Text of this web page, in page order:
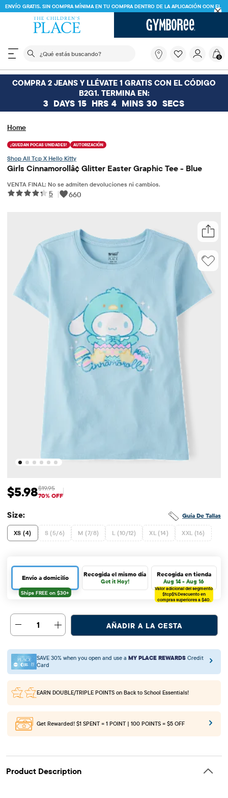
ENVÍO GRATIS. SIN COMPRA MÍNIMA EN TU COMPRA DENTRO DE LA APLICACIÓN CON EL
CÓDIGO
El siguiente campo de búsqueda filtra las
buscando?
0
COMPRA 2 JEANS Y LLÉVATE 1 GRATIS CON EL CÓDIGO
B2G1. TERMINA EN:
3 DAYS 15 HRS 4 MINS 29 SECS
Home
¡QUEDAN POCAS UNIDADES! AUTORIZACIÓN
Tcp X Hello Kitty
Girls Cinnamorollâ¢ Glitter Easter Graphic Tee - Blue
VENTA FINAL: No se admiten devoluciones ni cambios.
5 | 660
Precio de venta: $5.98
$5.98 Precio original: $19.95
$19.95
70% OFF
Guía De Tallas
Size:
XS (4) S (5/6) M (7/8) L (10/12) XL (14) XXL (16)
Envío a domicilio Recogida el mismo día
Get it Hoy!
Recogida en tienda
Aug 14 - Aug 16
Valor adicional del segmento
$tcp$%Descuento en
compras superiores a $40.
1 AÑADIR A LA CESTA
SAVE 30% when you open and use a MY PLACE REWARDS Credit
Card
EARN DOUBLE/TRIPLE POINTS on Back to School Essentials!
Get Rewarded! $1 SPENT = 1 POINT | 100 POINTS = $5 OFF
Product Description